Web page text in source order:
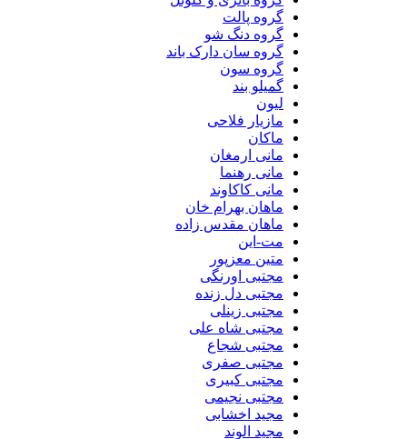
گروه پالت
گروه دنگ شو
گروه سان دارک باند
گروه سون
گمیلو بند
مازیار فلاحی
مانی ارمغان
مانی رهنما
مانی کاکاوند
ماهان بهرام خان
ماهان مقدس زاده
مت-این
متین معزپور
مجتبی اورنگی
مجتبی دل زنده
مجتبی زینلی
مجتبی شاه علی
مجتبی شجاع
مجتبی صفری
مجتبی کبیری
مجتبی نجیمی
مجید اخشابی
مجید الوند‎